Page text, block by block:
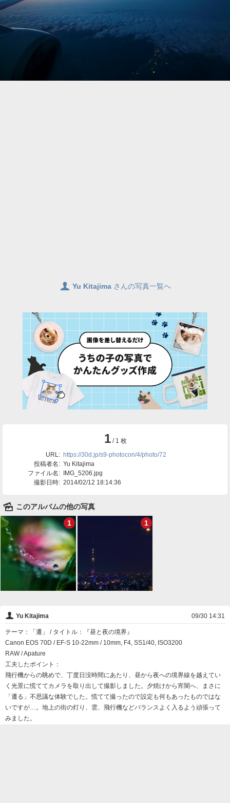
👤 Yu Kitajimaさんの写真一覧へ
1/ 1 枚
URL: https://30d.jp/s9-photocon/4/photo/72
投稿者名: Yu Kitajima
ファイル名: IMG_5206.jpg
撮影日時: 2014/02/12 18:14:36
🌄 このアルバムの他の写真
1
1
👤 Yu Kitajima 09/30 14:31
テーマ：「遷」 / タイトル：『昼と夜の境界』
Canon EOS 70D / EF-S 10-22mm / 10mm, F4, SS1/40, ISO3200
RAW / Apature
工夫したポイント：
飛行機からの眺めで、丁度日没時間にあたり、昼から夜への境界線を越えてい
く光景に慌ててカメラを取り出して撮影しました。夕焼けから宵闇へ、まさに
「遷る」不思議な体験でした。慌てて撮ったので設定も何もあったものではな
いですが…。地上の街の灯り、雲、飛行機などバランスよく入るよう頑張って
みました。